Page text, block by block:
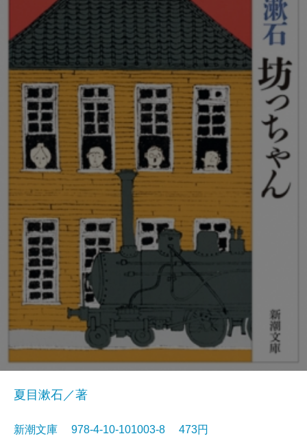
夏目漱石／著
新潮文庫 978-4-10-101003-8 473円